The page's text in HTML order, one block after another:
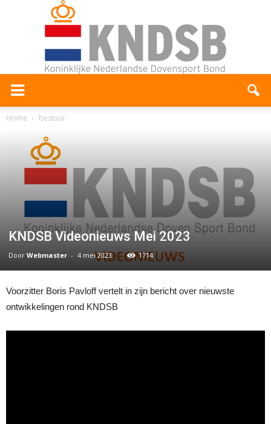
Home bestuur
KNDSB Videonieuws Mei 2023
Door Webmaster - 4 mei 2023 1714
Voorzitter Boris Pavloff vertelt in zijn bericht over nieuwste
ontwikkelingen rond KNDSB